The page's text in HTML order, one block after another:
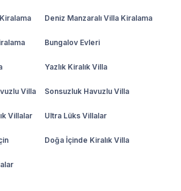
Deniz Manzaralı Villa Kiralama
Bungalov Evleri
Yazlık Kiralık Villa
Villa Sonsuzluk Havuzlu Villa
Villalar Ultra Lüks Villalar
Doğa İçinde Kiralık Villa